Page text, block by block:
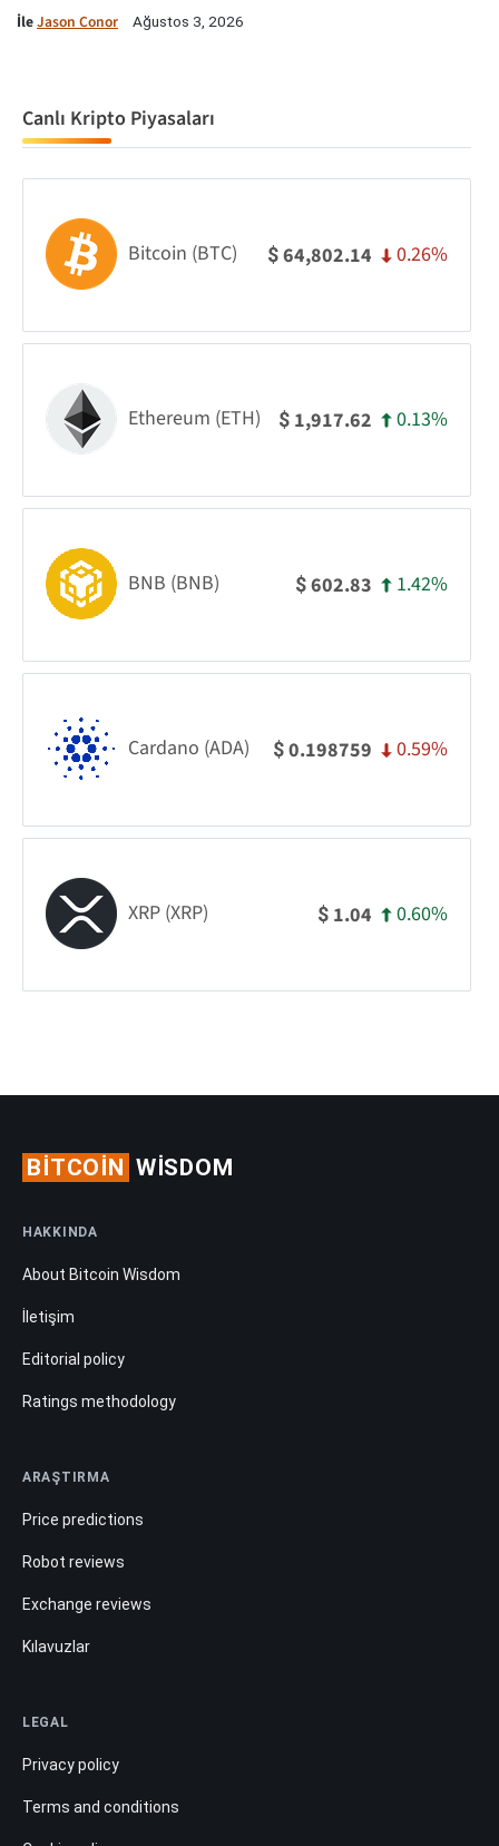
İleJason Conor Ağustos 3, 2026
Canlı Kripto Piyasaları
Bitcoin (BTC) $64,802.14 0.26%
Ethereum (ETH) $ 1,917.62 0.13%
BNB (BNB) $602.83 1.42%
Cardano (ADA) $0.198759 0.59%
XRP (XRP) $ 1.04 0.60%
BITCOIN WISDOM
HAKKINDA
About Bitcoin Wisdom
İletişim
Editorial policy
Ratings methodology
ARAŞTIRMA
Price predictions
Robot reviews
Exchange reviews
Kılavuzlar
LEGAL
Privacy policy
Terms and conditions